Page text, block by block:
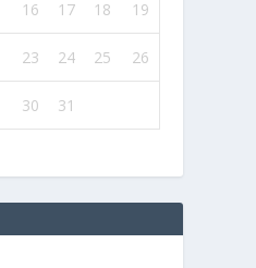
16 17 18 19
23 24 25 26
30
31